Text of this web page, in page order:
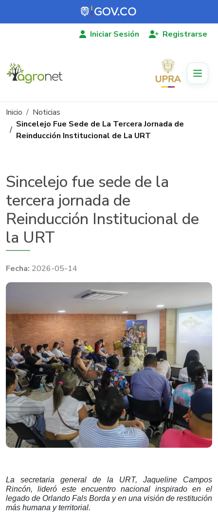
Pasar al contenido principal
Iniciar Sesión Registrarse
Ruta de navegación
Inicio
Noticias
Sincelejo Fue Sede de La Tercera Jornada de
Reinducción Institucional de La URT
Sincelejo fue sede de la
tercera jornada de
Reinducción Institucional de
la URT
2026-05-14
La secretaria general de la URT, Jaqueline Campos
Rincón, lideró este encuentro nacional inspirado en el
legado de Orlando Fals Borda y en una visión de restitución
más humana y territorial.